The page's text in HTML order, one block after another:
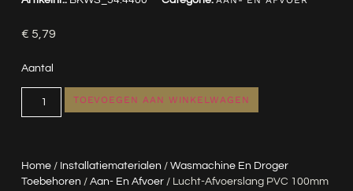
Home/ Installatiematerialen / Wasmachine En Droger
Toebehoren / Aan- En Afvoer/ Lucht-Afvoerslang PVC 100mm
€ 5,79
Aantal
TOEVOEGEN AAN WINKELWAGEN